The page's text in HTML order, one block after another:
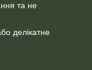
та не
делікатне